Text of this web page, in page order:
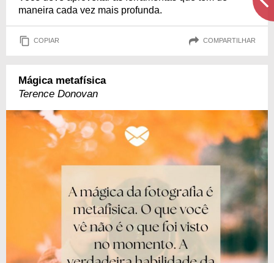
maneira cada vez mais profunda.
COPIAR COMPARTILHAR
Mágica metafísica
Terence Donovan